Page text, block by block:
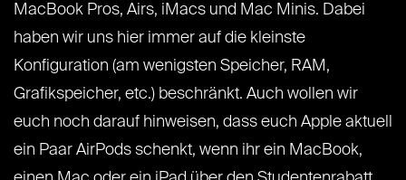
MacBook Pros, Airs, iMacs und Mac Minis. Dabei
haben wir uns hier immer auf die kleinste
Konfiguration (am wenigsten Speicher, RAM,
Grafikspeicher, etc.) beschränkt. Auch wollen wir
euch noch darauf hinweisen, dass euch Apple aktuell
ein Paar AirPods schenkt, wenn ihr ein MacBook,